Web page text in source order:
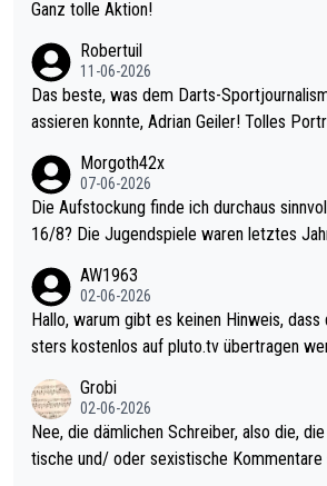
Ganz tolle Aktion!
Robertuil
11-06-2026
Das beste, was dem Darts-
assieren konnte, Adrian Geiler! Tolles
Morgoth42x
07-06-2026
Die Aufstockung finde ich durchaus
16/8? Die Jugendspiele waren letztes Jahr durchaus sehr kurz
Allerdings ist Mitchell Lawrie als Nummer 1 der Welt eh qualifi
ziert. Somit ändert die automatische
sters erstmal nichts. Ich denke sie wollen damit für nächstes J
ohl wenig WDF Turniere spielen. Dies war
es Jahr der Fall. Er musste als
den Qualifier und ich glaube kaum, dass
gas) antun würde, wenn er doch eigentlich
AW1963
02-06-2026
Hallo, warum gibt es keinen Hinweis, dass die Nordic Darts Ma
sters kostenlos auf pluto.tv übertragen
Grobi
02-06-2026
Nee, die dämlichen Schreiber, also die,
tische und/ oder sexistische